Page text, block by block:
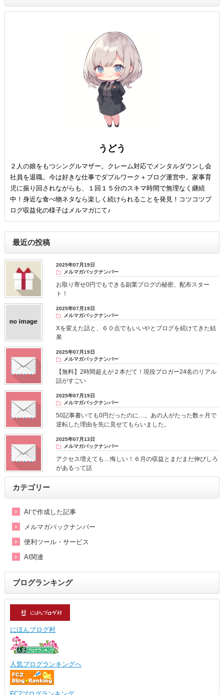
うどう
２人の娘をもつシングルマザー。クレーム対応でメンタルダウンし会
社員を退職。今は好きな仕事でダブルワーク＋ブログ運営中。家事育
児に振り回されながらも、１回１５分のスキマ時間で無理なく継続
中！身近な食べ物ネタなら楽しく続けられることを発見！コツコツブ
ログ収益化の様子はメルマガにて♪
最近の投稿
2025年07月19日
メルマガバックナンバー
お取り寄せ0円でもできる副業ブログの秘密、配布スター
ト！
2025年07月19日
メルマガバックナンバー
Xを変えた話と、６０点でもいいやとブログを続けてきた結
果
2025年07月19日
メルマガバックナンバー
【無料】2時間超えが２本だて！現役ブロガー24名のリアル
話がすごい
2025年07月19日
メルマガバックナンバー
50記事書いても0円だったのに…。あの人がたった数ヶ月で
逆転した理由を先に見せてもらいました。
2025年07月13日
メルマガバックナンバー
アクセス増えても…悔しい！６月の収益とまだまだ伸びしろ
があるって話
カテゴリー
AIで作成した記事
メルマガバックナンバー
便利ツール・サービス
AI関連
ブログランキング
にほんブログ村
人気ブログランキングへ